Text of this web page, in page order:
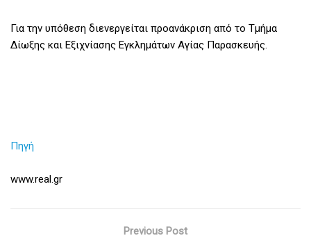
Για την υπόθεση διενεργείται προανάκριση από το Τμήμα
Δίωξης και Εξιχνίασης Εγκλημάτων Αγίας Παρασκευής.
Πηγή
www.real.gr
Previous Post